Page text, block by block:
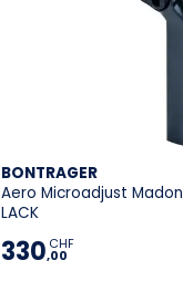
BONTRAGER
Aero Microadjust
LACK
330,00
CHF